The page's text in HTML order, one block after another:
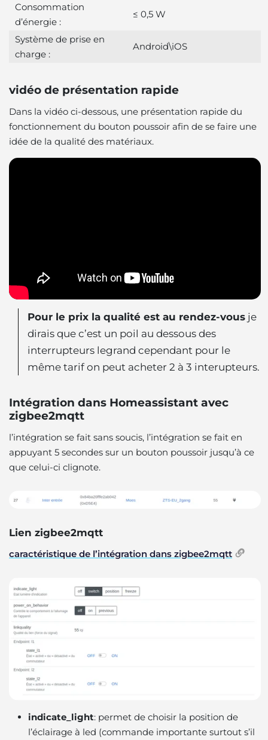
Consommation
d’énergie :
≤ 0,5 W
Système de prise en
charge :
Android\iOS
vidéo de présentation rapide
Dans la vidéo ci-dessous, une présentation rapide du
fonctionnement du bouton poussoir afin de se faire une
idée de la qualité des matériaux.
Pour le prix la qualité est au rendez-vous je
dirais que c’est un poil au dessous des
interrupteurs legrand cependant pour le
même tarif on peut acheter 2 à 3 interupteurs.
Intégration dans Homeassistant avec
zigbee2mqtt
l’intégration se fait sans soucis, l’intégration se fait en
appuyant 5 secondes sur un bouton poussoir jusqu’à ce
que celui-ci clignote.
Lien zigbee2mqtt
caractéristique de l’intégration dans zigbee2mqtt
indicate_light: permet de choisir la position de
l’éclairage à led (commande importante surtout s’il